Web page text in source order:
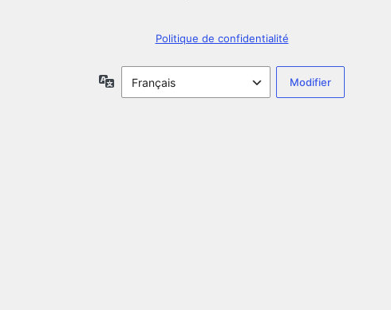
Politique de confidentialité
Langue